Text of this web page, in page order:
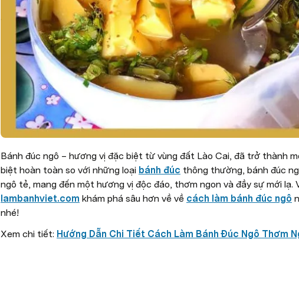
Bánh đúc ngô – hương vị đặc biệt từ vùng đất Lào Cai, đã trở thành
biệt hoàn toàn so với những loại bánh đúc thông thường, bánh đúc
ngô tẻ, mang đến một hương vị độc đáo, thơm ngon và đầy sự mới lạ.
lambanhviet.com khám phá sâu hơn về về cách làm bánh đúc ngô
nhé!
Xem chi tiết: Hướng Dẫn Chi Tiết Cách Làm Bánh Đúc Ngô Thơm